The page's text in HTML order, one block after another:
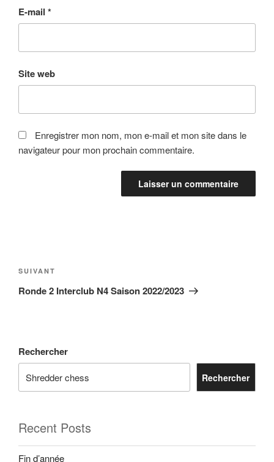
E-mail *
Site web
Enregistrer mon nom, mon e-mail et mon site dans le
navigateur pour mon prochain commentaire.
de
l’article
Article
suivant
SUIVANT
Ronde 2 Interclub N4 Saison 2022/2023
Rechercher
Rechercher
Recent Posts
Fin d’année